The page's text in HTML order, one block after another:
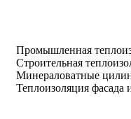
Промышленная
Строительная
Минераловатные
Теплоизоляция фасада